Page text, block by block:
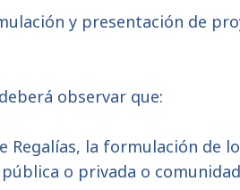
y presentación de
observar que:
Regalías, la formulación de
o privada o